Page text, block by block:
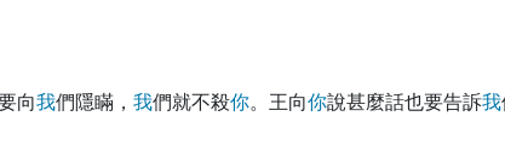
向我們隱瞞， 我們就不殺你。王向你說甚麼話也要告訴我